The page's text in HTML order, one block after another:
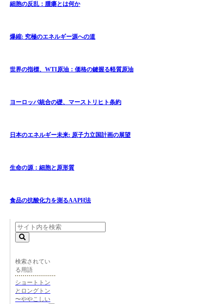
細胞の反乱：腫瘍とは何か
爆縮: 究極のエネルギー源への道
世界の指標、WTI原油：価格の鍵握る軽質原油
ヨーロッパ統合の礎、マーストリヒト条約
日本のエネルギー未来: 原子力立国計画の展望
生命の源：細胞と原形質
食品の抗酸化力を測るAAPH法
検索されてい
る用語
ショートトン
とロングトン
〜ややこしい